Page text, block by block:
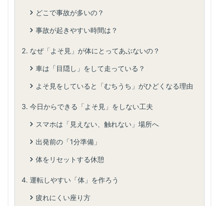
どこで事故が多いの？
事故が起きやすい時間は？
なぜ「よそ見」が体にとってあぶないの？
車は「目隠し」をして走っている？
よそ見をしていると「むちうち」がひどくなる理由
今日からできる「よそ見」をしない工夫
スマホは「見えない、触れない」場所へ
出発前の「1分準備」
体をリセットする休憩
運転しやすい「体」を作ろう
疲れにくい座り方